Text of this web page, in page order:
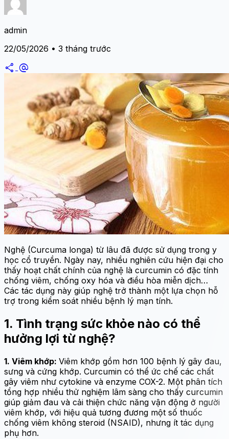
admin
22/05/2026 • 3 tháng trước
share alternate_email
Nghệ (Curcuma longa) từ lâu đã được sử dụng trong y
học cổ truyền. Ngày nay, nhiều nghiên cứu hiện đại cho
thấy hoạt chất chính của nghệ là curcumin có đặc tính
chống viêm, chống oxy hóa và điều hòa miễn dịch…
Các tác dụng này giúp nghệ trở thành một lựa chọn hỗ
trợ trong kiểm soát nhiều bệnh lý mạn tính.
1. Tình trạng sức khỏe nào có thể
hưởng lợi từ nghệ?
1. Viêm khớp: Viêm khớp gồm hơn 100 bệnh lý gây đau,
sưng và cứng khớp. Curcumin có thể ức chế các chất
gây viêm như cytokine và enzyme COX-2. Một phân tích
tổng hợp nhiều thử nghiệm lâm sàng cho thấy curcumin
giúp giảm đau và cải thiện chức năng vận động ở người
viêm khớp, với hiệu quả tương đương một số thuốc
chống viêm không steroid (NSAID), nhưng ít tác dụng
phụ hơn.